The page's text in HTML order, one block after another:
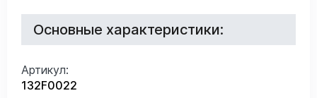
Основные характеристики:
Артикул:
132F0022